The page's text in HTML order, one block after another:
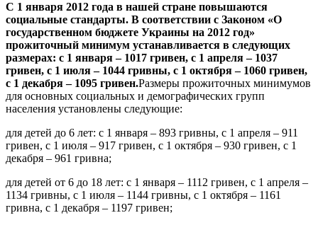
С 1 января 2012 года в нашей стране повышаются
социальные стандарты. В соответствии с Законом «О
государственном бюджете Украины на 2012 год»
прожиточный минимум устанавливается в следующих
размерах: с 1 января – 1017 гривен, с 1 апреля – 1037
гривен, с 1 июля – 1044 гривны, с 1 октября – 1060 гривен,
с 1 декабря – 1095 гривен.Размеры прожиточных минимумов
для основных социальных и демографических групп
населения установлены следующие:
для детей до 6 лет: с 1 января – 893 гривны, с 1 апреля – 911
гривен, с 1 июля – 917 гривен, с 1 октября – 930 гривен, с 1
декабря – 961 гривна;
для детей от 6 до 18 лет: с 1 января – 1112 гривен, с 1 апреля –
1134 гривны, с 1 июля – 1144 гривны, с 1 октября – 1161
гривна, с 1 декабря – 1197 гривен;